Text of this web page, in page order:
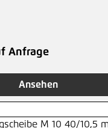
Anfrage
Ansehen